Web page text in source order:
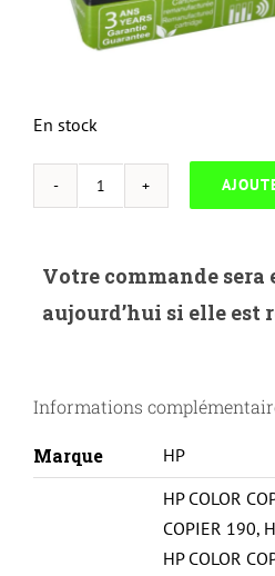
En stock
quantité
H-
78XL-
N°78XL-
CL
Votre commande sera
aujourd’hui si elle est
Informations
Marque HP
HP COLOR
COPIER 190,
HP COLOR